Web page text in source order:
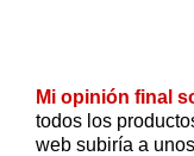
Mi opinión final
todos los
web subiría a